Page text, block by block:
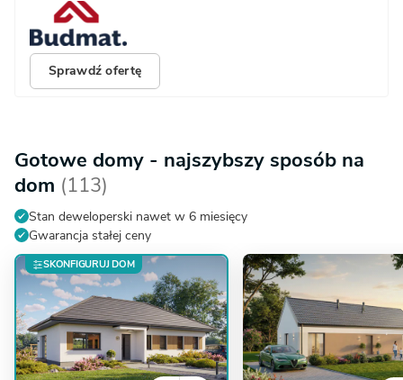
Sprawdź ofertę
Gotowe domy - najszybszy sposób na
dom (113)
Stan deweloperski nawet w 6 miesięcy
Gwarancja stałej ceny
SKONFIGURUJ DOM